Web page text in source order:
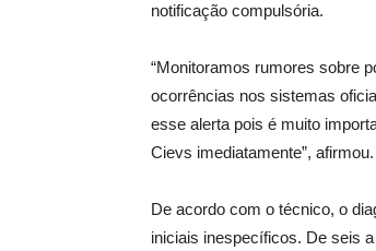
notificação compulsória.
“Monitoramos rumores sobre
ocorrências nos sistemas
esse alerta pois é muito
Cievs imediatamente”, afirmou.
De acordo com o técnico, o
iniciais inespecíficos. De seis